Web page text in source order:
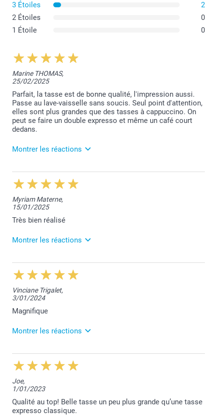
3 Étoiles
2
2 Étoiles
0
1 Étoile
0
Marine THOMAS,
25/02/2025
Parfait, la tasse est de bonne qualité, l'impression aussi.
Passe au lave-vaisselle sans soucis. Seul point d'attention,
elles sont plus grandes que des tasses à cappuccino. On
peut se faire un double expresso et même un café court
dedans.
Montrer les réactions
6/03/2025
12:50
Merci pour votre commentaire qui fait plaisir à lire.
Votre satisfaction est notre priorité.
Les tasses passent bien au lave-vaisselle mais il est
toutefois conseillé de laver vos articles à la main
Toujours à votre service,
Laila@Smartphoto
Myriam Materne,
15/01/2025
Très bien réalisé
Montrer les réactions
4/02/2025
13:31
Merci pour votre commentaire qui fait plaisir à lire
Myriam. Votre satisfaction est notre priorité.
Nous restons à votre disposition,
Laila@Smartphoto
Vinciane Trigalet,
3/01/2024
Magnifique
Montrer les réactions
4/01/2024
11:59
Nous sommes heureux de vous savoir satisfaite de
Bien à vous,
Lucie@smartphoto
Joe,
1/01/2023
Qualité au top! Belle tasse un peu plus grande qu’une tasse
expresso classique.